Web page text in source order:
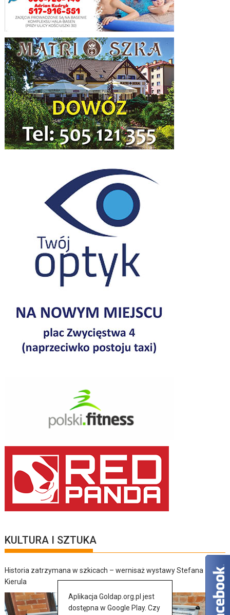
KULTURA I SZTUKA
Historia zatrzymana w szkicach – wernisaż wystawy Stefana
Kierula
Aplikacja Goldap.org.pl jest
dostępna w Google Play. Czy